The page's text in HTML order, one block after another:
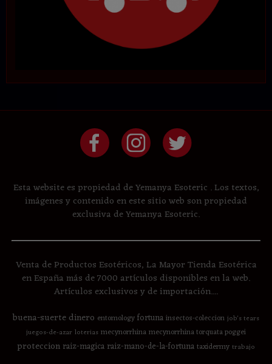
Esta website es propiedad de Yemanya Esoteric . Los textos,
imágenes y contenido en este sitio web son propiedad
exclusiva de Yemanya Esoteric.
Venta de Productos Esotéricos, La Mayor Tienda Esotérica
en España más de 7000 artículos disponibles en la web.
Artículos exclusivos y de importación....
buena-suertedinero entomologyfortunainsectos-coleccion job's tears
juegos-de-azar loterias mecynorrhinamecynorrhina torquata poggei
proteccion raiz-magica raiz-mano-de-la-fortunataxidermy trabajo